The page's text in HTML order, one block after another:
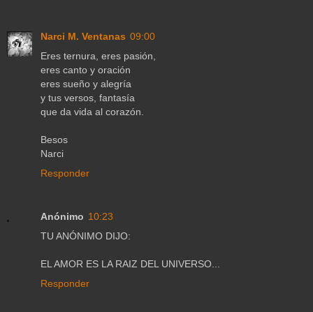
Narci M. Ventanas 09:00
Eres ternura, eres pasión,
eres canto y oración
eres sueño y alegría
y tus versos, fantasía
que da vida al corazón.
Besos
Narci
Responder
Anónimo 10:23
TU ANÓNIMO DIJO:
EL AMOR ES LA RAIZ DEL UNIVERSO...
Responder